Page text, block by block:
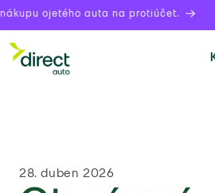
ojetého auta na protiúčet.
28. duben 2026